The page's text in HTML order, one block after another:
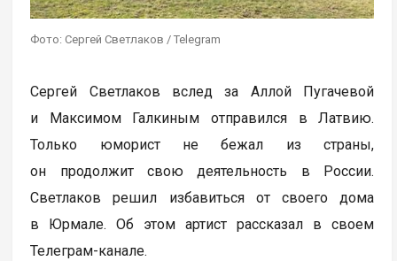
Фото: Сергей Светлаков / Telegram
Сергей Светлаков вслед за Аллой Пугачевой
и Максимом Галкиным отправился в Латвию.
Только юморист не бежал из страны,
он продолжит свою деятельность в России.
Светлаков решил избавиться от своего дома
в Юрмале. Об этом артист рассказал в своем
Телеграм-канале.